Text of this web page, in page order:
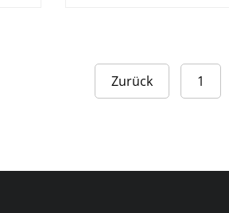
Zurück 1